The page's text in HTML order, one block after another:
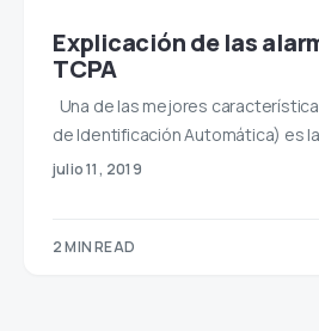
Explicación de las
TCPA
Una de las mejores
de Identificación Automática) es
julio 11, 2019
2 MIN READ